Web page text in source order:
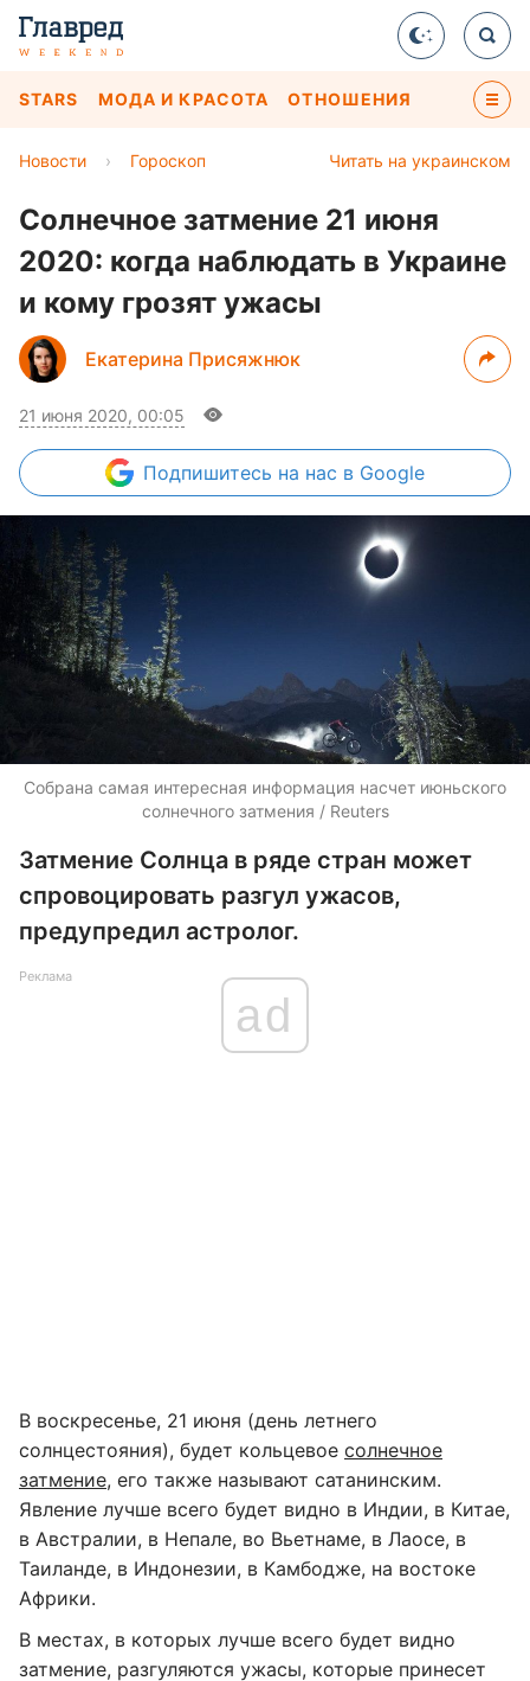
STARS МОДА И КРАСОТА ОТНОШЕНИЯ
Читать на украинском
Новости › Гороскоп
Солнечное затмение 21 июня
2020: когда наблюдать в Украине
и кому грозят ужасы
Екатерина Присяжнюк
21 июня 2020, 00:05
Подпишитесь на нас в Google
Собрана самая интересная информация насчет июньского
солнечного затмения / Reuters
Затмение Солнца в ряде стран может
спровоцировать разгул ужасов,
предупредил астролог.
Реклама
ad
В воскресенье, 21 июня (день летнего
солнцестояния), будет кольцевое солнечное
затмение, его также называют сатанинским.
Явление лучше всего будет видно в Индии, в Китае,
в Австралии, в Непале, во Вьетнаме, в Лаосе, в
Таиланде, в Индонезии, в Камбодже, на востоке
Африки.
В местах, в которых лучше всего будет видно
затмение, разгуляются ужасы, которые принесет